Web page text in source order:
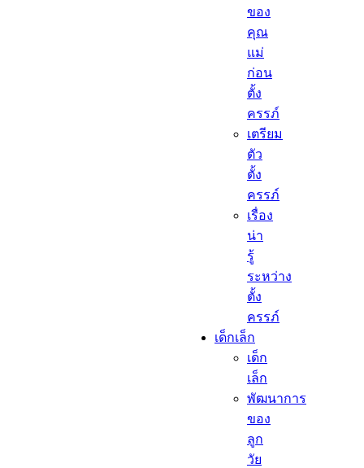
ของ
คุณ
แม่
ก่อน
ตั้ง
ครรภ์
เตรียม
ตัว
ตั้ง
ครรภ์
เรื่อง
น่า
รู้
ระหว่าง
ตั้ง
ครรภ์
เด็กเล็ก​
เด็ก
เล็ก​
พัฒนาการ
ของ
ลูก
วัย